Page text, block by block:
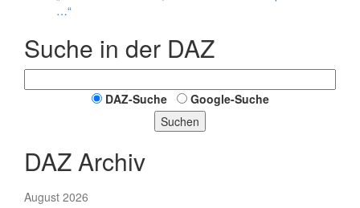
…“
Suche in der DAZ
DAZ-Suche
Google-Suche
Suchen
DAZ Archiv
August 2026